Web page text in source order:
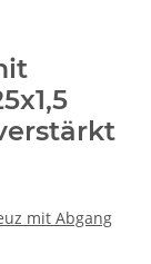
mit Abgang